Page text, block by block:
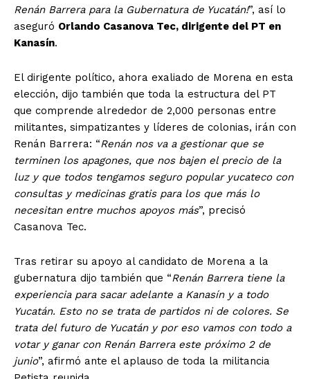
Renán Barrera para la Gubernatura de Yucatán!”, así lo
aseguró Orlando Casanova Tec, dirigente del PT en
Kanasín.
El dirigente político, ahora exaliado de Morena en esta
elección, dijo también que toda la estructura del PT
que comprende alrededor de 2,000 personas entre
militantes, simpatizantes y líderes de colonias, irán con
Renán Barrera: “Renán nos va a gestionar que se
terminen los apagones, que nos bajen el precio de la
luz y que todos tengamos seguro popular yucateco con
consultas y medicinas gratis para los que más lo
necesitan entre muchos apoyos más”, precisó
Casanova Tec.
Tras retirar su apoyo al candidato de Morena a la
gubernatura dijo también que “Renán Barrera tiene la
experiencia para sacar adelante a Kanasín y a todo
Yucatán. Esto no se trata de partidos ni de colores. Se
trata del futuro de Yucatán y por eso vamos con todo a
votar y ganar con Renán Barrera este próximo 2 de
junio”, afirmó ante el aplauso de toda la militancia